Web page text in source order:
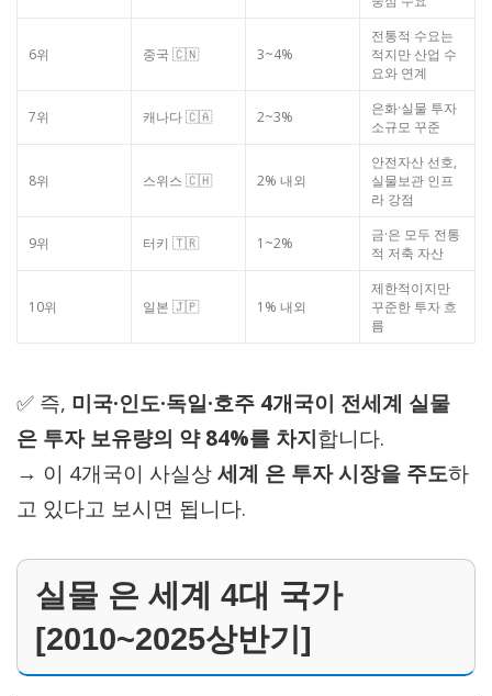
6위 중국 🇨🇳 3~4%
전통적 수요는
적지만 산업 수
요와 연계
7위 캐나다 🇨🇦 2~3%
은화·실물 투자
소규모 꾸준
8위 스위스 🇨🇭 2% 내외
안전자산 선호,
실물보관 인프
라 강점
9위 터키 🇹🇷 1~2%
금·은 모두 전통
적 저축 자산
10위 일본 🇯🇵 1% 내외
제한적이지만
꾸준한 투자 흐
름
✅ 즉, 미국·인도·독일·호주 4개국이 전세계 실물
은 투자 보유량의 약 84%를 차지합니다.
→ 이 4개국이 사실상세계 은 투자 시장을 주도하
고 있다고 보시면 됩니다.
실물 은 세계 4대 국가
[2010~2025상반기]